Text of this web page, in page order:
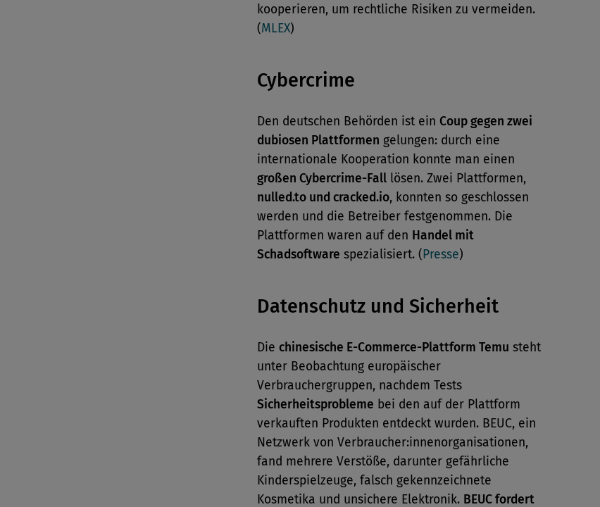
kooperieren, um rechtliche Risiken zu vermeiden.
(MLEX)
Cybercrime
Den deutschen Behörden ist ein Coup gegen zwei
dubiosen Plattformen gelungen: durch eine
internationale Kooperation konnte man einen
großen Cybercrime-Fall lösen. Zwei Plattformen,
nulled.to und cracked.io, konnten so geschlossen
werden und die Betreiber festgenommen. Die
Plattformen waren auf den Handel mit
Schadsoftware spezialisiert. ( Presse)
Datenschutz und Sicherheit
Die chinesische E-Commerce-Plattform Temu steht
unter Beobachtung europäischer
Verbrauchergruppen, nachdem Tests
Sicherheitsprobleme bei den auf der Plattform
verkauften Produkten entdeckt wurden. BEUC, ein
Netzwerk von Verbraucher:innenorganisationen,
fand mehrere Verstöße, darunter gefährliche
Kinderspielzeuge, falsch gekennzeichnete
Kosmetika und unsichere Elektronik. BEUC fordert